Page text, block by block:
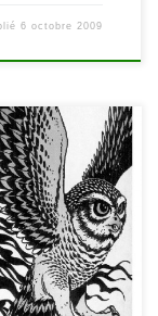
6 octobre 2009
de la
dans son
: